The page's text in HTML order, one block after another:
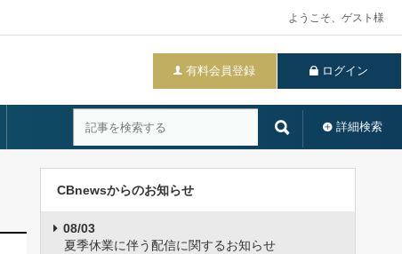
ようこそ、ゲスト様
有料会員登録 ログイン
詳細検索
CBnewsからのお知らせ
08/03
夏季休業に伴う配信に関するお知らせ